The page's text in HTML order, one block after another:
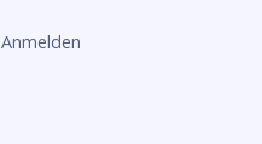
Anmelden